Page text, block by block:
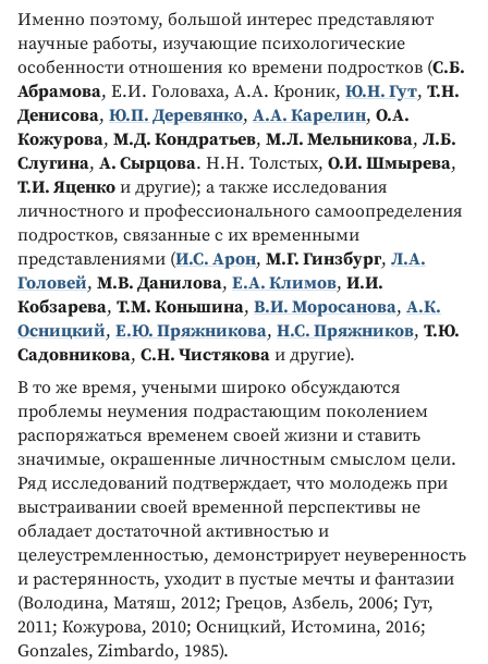
Именно поэтому, большой интерес представляют
научные работы, изучающие психологические
особенности отношения ко времени подростков (С.Б.
Абрамова, Е.И. Головаха, А.А. Кроник, Ю.Н. Гут, Т.Н.
Денисова, Ю.П. Деревянко, А.А. Карелин, О.А.
Кожурова, М.Д. Кондратьев, М.Л. Мельникова, Л.Б.
Слугина, А. Сырцова. Н.Н. Толстых, О.И. Шмырева,
Т.И. Яценко и другие); а также исследования
личностного и профессионального самоопределения
подростков, связанные с их временными
представлениями (И.С. Арон, М.Г. Гинзбург, Л.А.
Головей, М.В. Данилова, Е.А. Климов, И.И.
Кобзарева, Т.М. Коньшина, В.И. Моросанова, А.К.
Осницкий, Е.Ю. Пряжникова, Н.С. Пряжников, Т.Ю.
Садовникова, С.Н. Чистякова и другие).
В то же время, учеными широко обсуждаются
проблемы неумения подрастающим поколением
распоряжаться временем своей жизни и ставить
значимые, окрашенные личностным смыслом цели.
Ряд исследований подтверждает, что молодежь при
выстраивании своей временной перспективы не
обладает достаточной активностью и
целеустремленностью, демонстрирует неуверенность
и растерянность, уходит в пустые мечты и фантазии
(Володина, Матяш, 2012; Грецов, Азбель, 2006; Гут,
2011; Кожурова, 2010; Осницкий, Истомина, 2016;
Gonzales, Zimbardo, 1985).